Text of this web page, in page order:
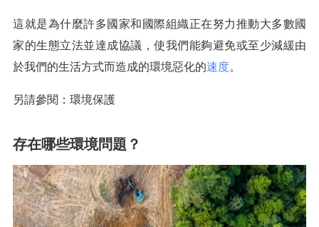
這就是為什麼許多國家和國際組織正在努力推動大多數國
家的生態立法並達成協議，使我們能夠避免或至少減緩由
於我們的生活方式而造成的環境惡化的速度。
另請參閱：環境保護
存在哪些環境問題？